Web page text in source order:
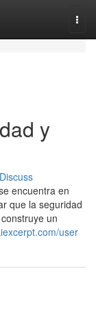
y
Discuss
encuentra en
que la seguridad
un
user